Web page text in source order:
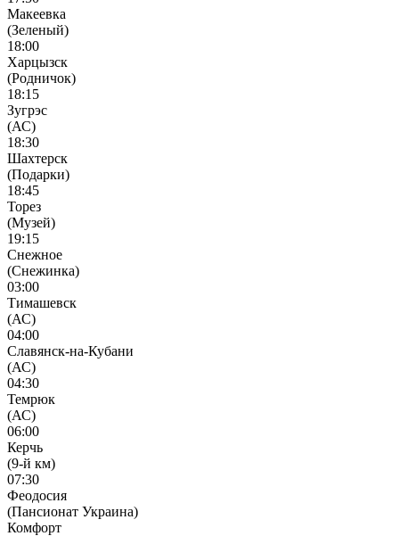
Макеевка
(Зеленый)
18:00
Харцызск
(Родничок)
18:15
Зугрэс
(АС)
18:30
Шахтерск
(Подарки)
18:45
Торез
(Музей)
19:15
Снежное
(Снежинка)
03:00
Тимашевск
(АС)
04:00
Славянск-на-Кубани
(АС)
04:30
Темрюк
(АС)
06:00
Керчь
(9-й км)
07:30
Феодосия
(Пансионат Украина)
Комфорт